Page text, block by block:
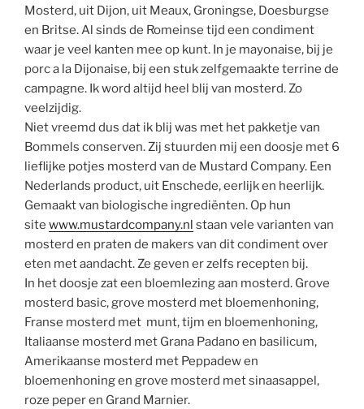
Mosterd, uit Dijon, uit Meaux, Groningse, Doesburgse
en Britse. Al sinds de Romeinse tijd een condiment
waar je veel kanten mee op kunt. In je mayonaise, bij je
porc a la Dijonaise, bij een stuk zelfgemaakte terrine de
campagne. Ik word altijd heel blij van mosterd. Zo
veelzijdig.
Niet vreemd dus dat ik blij was met het pakketje van
Bommels conserven. Zij stuurden mij een doosje met 6
lieflijke potjes mosterd van de Mustard Company. Een
Nederlands product, uit Enschede, eerlijk en heerlijk.
Gemaakt van biologische ingrediënten. Op hun
site www.mustardcompany.nl staan vele varianten van
mosterd en praten de makers van dit condiment over
eten met aandacht. Ze geven er zelfs recepten bij.
In het doosje zat een bloemlezing aan mosterd. Grove
mosterd basic, grove mosterd met bloemenhoning,
Franse mosterd met munt, tijm en bloemenhoning,
Italiaanse mosterd met Grana Padano en basilicum,
Amerikaanse mosterd met Peppadew en
bloemenhoning en grove mosterd met sinaasappel,
roze peper en Grand Marnier.